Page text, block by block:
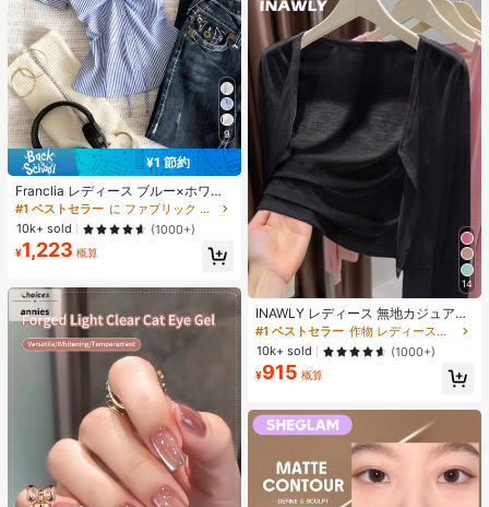
9
¥1 節約
Franclia レディース ブルー×ホワイ
ト ストライプ ボタン付きシャーリン
グ Vネックシャツ 夏向け エフォート
レスシック ブラウス 通学・新学期向
け 春カジュアル
#1 ベストセラー
に ファブリック 柔らかなオフィスブラウス
売り切れ間近！
#1 ベストセラー
に ファブリック 柔らかなオフィスブラウス
売り切れ間近！
#1 ベストセラー
に ファブリック 柔らかなオフィスブラウス
売り切れ間近！
#1 ベストセラー
に ファブリック 柔らかなオフィスブラウス
10k+ sold (1000+)
¥1,223 概算
14
INAWLY レディース 無地カジュアル
薄手カーディガン、春夏用
#1 ベストセラー
売り切れ間近！
#1 ベストセラー
作物 レディース軽量カーディガン
売り切れ間近！
#1 ベストセラー
作物 レディース軽量カーディガン
売り切れ間近！
#1 ベストセラー
10k+ sold (1000+)
¥915 概算